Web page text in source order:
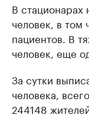
В стационарах
человек, в
пациентов. В
человек, еще
За сутки
человека,
244148